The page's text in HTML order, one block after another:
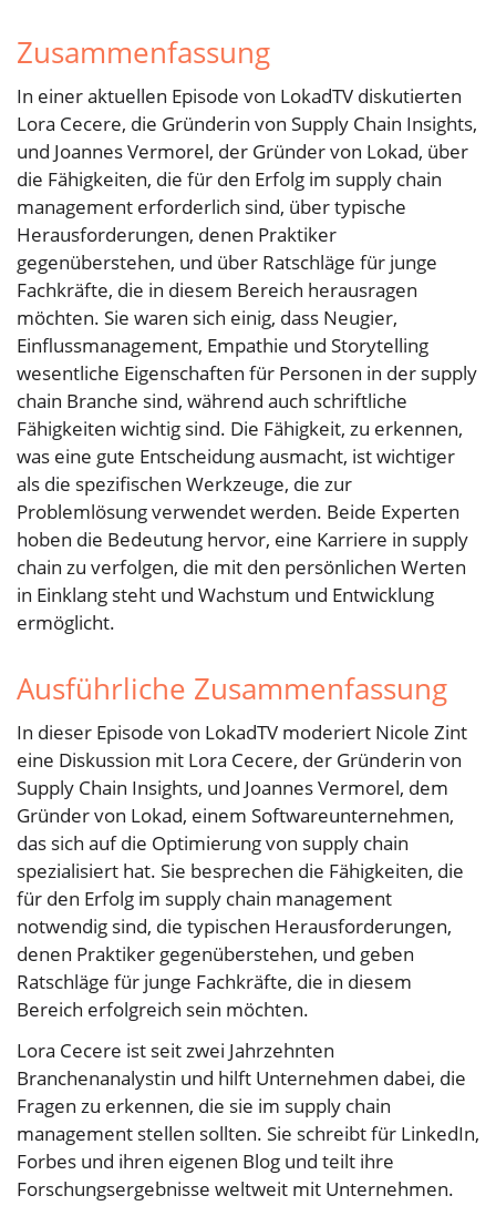
Zusammenfassung
In einer aktuellen Episode von LokadTV diskutierten
Lora Cecere, die Gründerin von Supply Chain Insights,
und Joannes Vermorel, der Gründer von Lokad, über
die Fähigkeiten, die für den Erfolg im supply chain
management erforderlich sind, über typische
Herausforderungen, denen Praktiker
gegenüberstehen, und über Ratschläge für junge
Fachkräfte, die in diesem Bereich herausragen
möchten. Sie waren sich einig, dass Neugier,
Einflussmanagement, Empathie und Storytelling
wesentliche Eigenschaften für Personen in der supply
chain Branche sind, während auch schriftliche
Fähigkeiten wichtig sind. Die Fähigkeit, zu erkennen,
was eine gute Entscheidung ausmacht, ist wichtiger
als die spezifischen Werkzeuge, die zur
Problemlösung verwendet werden. Beide Experten
hoben die Bedeutung hervor, eine Karriere in supply
chain zu verfolgen, die mit den persönlichen Werten
in Einklang steht und Wachstum und Entwicklung
ermöglicht.
Ausführliche Zusammenfassung
In dieser Episode von LokadTV moderiert Nicole Zint
eine Diskussion mit Lora Cecere, der Gründerin von
Supply Chain Insights, und Joannes Vermorel, dem
Gründer von Lokad, einem Softwareunternehmen,
das sich auf die Optimierung von supply chain
spezialisiert hat. Sie besprechen die Fähigkeiten, die
für den Erfolg im supply chain management
notwendig sind, die typischen Herausforderungen,
denen Praktiker gegenüberstehen, und geben
Ratschläge für junge Fachkräfte, die in diesem
Bereich erfolgreich sein möchten.
Lora Cecere ist seit zwei Jahrzehnten
Branchenanalystin und hilft Unternehmen dabei, die
Fragen zu erkennen, die sie im supply chain
management stellen sollten. Sie schreibt für LinkedIn,
Forbes und ihren eigenen Blog und teilt ihre
Forschungsergebnisse weltweit mit Unternehmen.